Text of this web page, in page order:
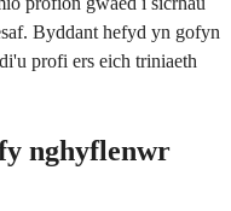
Byddant hefyd yn gofyn
profi ers eich triniaeth
nghyflenwr